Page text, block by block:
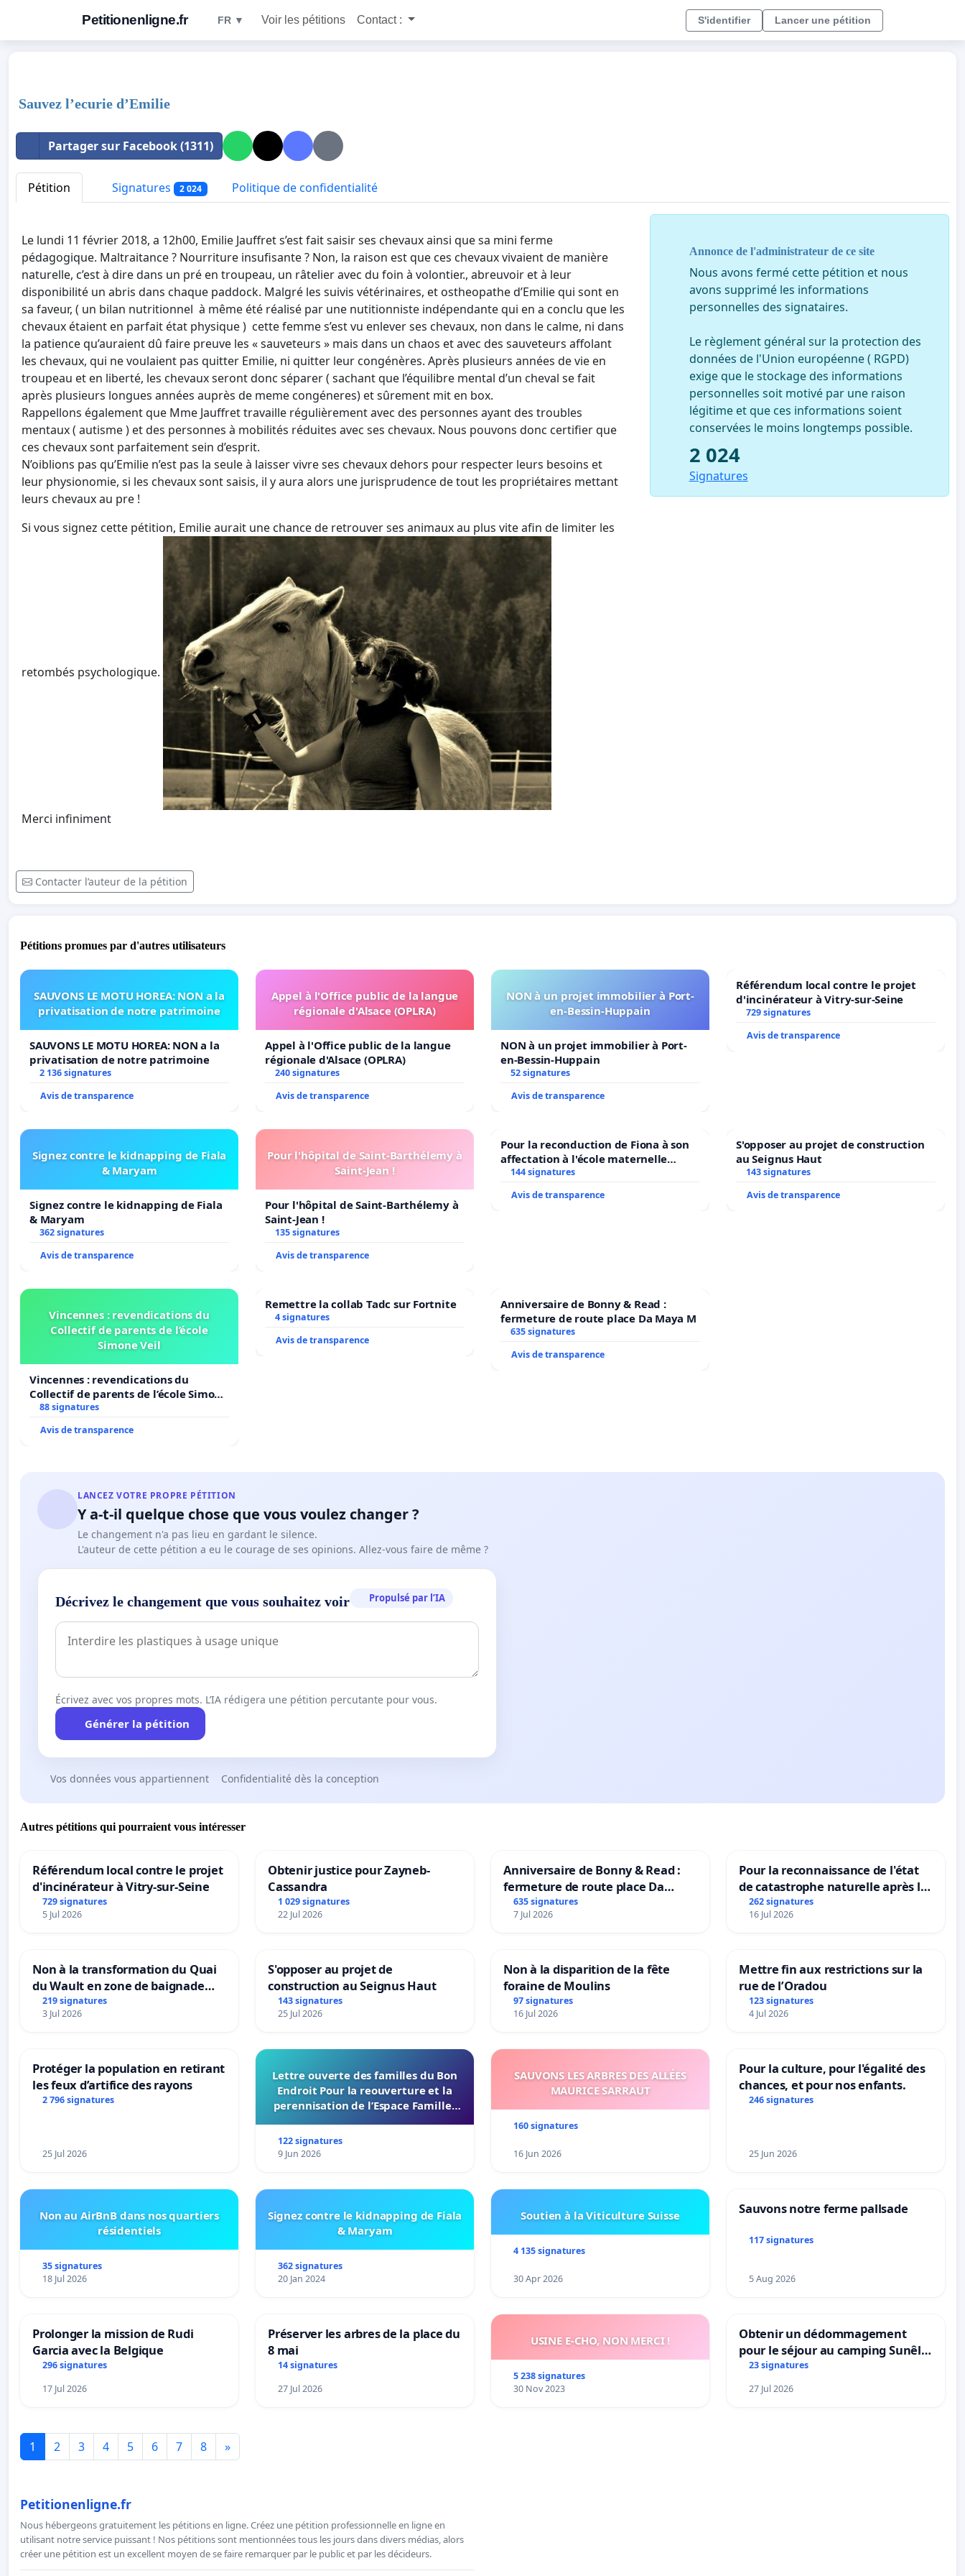
Petitionenligne.fr FR ▼ Voir les pétitions Contact : S'identifier Lancer une pétition
Sauvez l’ecurie d’Emilie
Partager sur Facebook (1311)
Pétition Signatures 2 024 Politique de confidentialité
Le lundi 11 février 2018, a 12h00, Emilie Jauffret s’est fait saisir ses chevaux ainsi que sa mini ferme
pédagogique. Maltraitance ? Nourriture insufisante ? Non, la raison est que ces chevaux vivaient de manière
naturelle, c’est à dire dans un pré en troupeau, un râtelier avec du foin à volontier., abreuvoir et à leur
disponibilité un abris dans chaque paddock. Malgré les suivis vétérinaires, et ostheopathe d’Emilie qui sont en
sa faveur, ( un bilan nutritionnel à même été réalisé par une nutitionniste indépendante qui en a conclu que les
chevaux étaient en parfait état physique ) cette femme s’est vu enlever ses chevaux, non dans le calme, ni dans
la patience qu’auraient dû faire preuve les « sauveteurs » mais dans un chaos et avec des sauveteurs affolant
les chevaux, qui ne voulaient pas quitter Emilie, ni quitter leur congénères. Après plusieurs années de vie en
troupeau et en liberté, les chevaux seront donc séparer ( sachant que l’équilibre mental d’un cheval se fait
après plusieurs longues années auprès de meme congéneres) et sûrement mit en box.
Rappellons également que Mme Jauffret travaille régulièrement avec des personnes ayant des troubles
mentaux ( autisme ) et des personnes à mobilités réduites avec ses chevaux. Nous pouvons donc certifier que
ces chevaux sont parfaitement sein d’esprit.
N’oiblions pas qu’Emilie n’est pas la seule à laisser vivre ses chevaux dehors pour respecter leurs besoins et
leur physionomie, si les chevaux sont saisis, il y aura alors une jurisprudence de tout les propriétaires mettant
leurs chevaux au pre !
Si vous signez cette pétition, Emilie aurait une chance de retrouver ses animaux au plus vite afin de limiter les
retombés psychologique.
Merci infiniment
Contacter l’auteur de la pétition
Annonce de l'administrateur de ce site
Nous avons fermé cette pétition et nous
avons supprimé les informations
personnelles des signataires.
Le règlement général sur la protection des
données de l'Union européenne ( RGPD)
exige que le stockage des informations
personnelles soit motivé par une raison
légitime et que ces informations soient
conservées le moins longtemps possible.
2 024
Signatures
Pétitions promues par d'autres utilisateurs
SAUVONS LE MOTU HOREA: NON a la
privatisation de notre patrimoine
SAUVONS LE MOTU HOREA: NON a la
privatisation de notre patrimoine
2 136 signatures
Avis de transparence
Appel à l'Office public de la langue
régionale d'Alsace (OPLRA)
Appel à l'Office public de la langue
régionale d'Alsace (OPLRA)
240 signatures
Avis de transparence
NON à un projet immobilier à Port-
en-Bessin-Huppain
NON à un projet immobilier à Port-
en-Bessin-Huppain
52 signatures
Avis de transparence
Référendum local contre le projet
d'incinérateur à Vitry-sur-Seine
729 signatures
Avis de transparence
Signez contre le kidnapping de Fiala
& Maryam
Signez contre le kidnapping de Fiala
& Maryam
362 signatures
Avis de transparence
Pour l'hôpital de Saint-Barthélemy à
Saint-Jean !
Pour l'hôpital de Saint-Barthélemy à
Saint-Jean !
135 signatures
Avis de transparence
Pour la reconduction de Fiona à son
affectation à l'école maternelle
LAMARTINE auprès de Léo N. en
144 signatures
Avis de transparence
S'opposer au projet de construction
au Seignus Haut
143 signatures
Avis de transparence
Vincennes : revendications du
Collectif de parents de l’école
Simone Veil
Vincennes : revendications du
Collectif de parents de l’école Simone
Veil
88 signatures
Avis de transparence
Remettre la collab Tadc sur Fortnite
4 signatures
Avis de transparence
Anniversaire de Bonny & Read :
fermeture de route place Da Maya M
635 signatures
Avis de transparence
LANCEZ VOTRE PROPRE PÉTITION
Y a-t-il quelque chose que vous voulez changer ?
Le changement n'a pas lieu en gardant le silence.
L'auteur de cette pétition a eu le courage de ses opinions. Allez-vous faire de même ?
Décrivez le changement que vous souhaitez voir Propulsé par l’IA
Écrivez avec vos propres mots. L’IA rédigera une pétition percutante pour vous.
Générer la pétition
Vos données vous appartiennent Confidentialité dès la conception
Autres pétitions qui pourraient vous intéresser
Référendum local contre le projet
d'incinérateur à Vitry-sur-Seine
729 signatures
5 Jul 2026
Obtenir justice pour Zayneb-
Cassandra
1 029 signatures
22 Jul 2026
Anniversaire de Bonny & Read :
fermeture de route place Da
Maya M
635 signatures
7 Jul 2026
Pour la reconnaissance de l'état
de catastrophe naturelle après la
grêle du 15 juillet 2026 à Aubenas
et ses alentours
262 signatures
16 Jul 2026
Non à la transformation du Quai
du Wault en zone de baignade
urbaine
219 signatures
3 Jul 2026
S'opposer au projet de
construction au Seignus Haut
143 signatures
25 Jul 2026
Non à la disparition de la fête
foraine de Moulins
97 signatures
16 Jul 2026
Mettre fin aux restrictions sur la
rue de l’Oradou
123 signatures
4 Jul 2026
Protéger la population en retirant
les feux d’artifice des rayons
2 796 signatures
25 Jul 2026
Lettre ouverte des familles du Bon
Endroit Pour la reouverture et la
perennisation de l’Espace Familles
122 signatures
9 Jun 2026
SAUVONS LES ARBRES DES ALLÉES
MAURICE SARRAUT
160 signatures
16 Jun 2026
Pour la culture, pour l'égalité des
chances, et pour nos enfants.
246 signatures
25 Jun 2026
Non au AirBnB dans nos quartiers
résidentiels
35 signatures
18 Jul 2026
Signez contre le kidnapping de Fiala
& Maryam
362 signatures
20 Jan 2024
Soutien à la Viticulture Suisse
4 135 signatures
30 Apr 2026
Sauvons notre ferme pallsade
117 signatures
5 Aug 2026
Prolonger la mission de Rudi
Garcia avec la Belgique
296 signatures
17 Jul 2026
Préserver les arbres de la place du
8 mai
14 signatures
27 Jul 2026
USINE E-CHO, NON MERCI !
5 238 signatures
30 Nov 2023
Obtenir un dédommagement
pour le séjour au camping Sunêlia
La Clémentine
23 signatures
27 Jul 2026
1 2 3 4 5 6 7 8 »
Petitionenligne.fr
Nous hébergeons gratuitement les pétitions en ligne. Créez une pétition professionnelle en ligne en
utilisant notre service puissant ! Nos pétitions sont mentionnées tous les jours dans divers médias, alors
créer une pétition est un excellent moyen de se faire remarquer par le public et par les décideurs.